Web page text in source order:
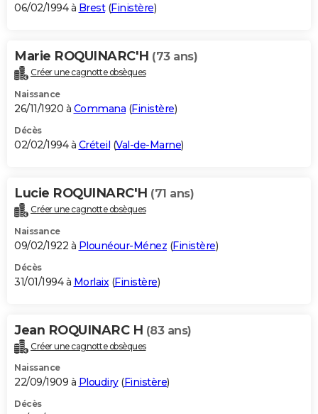
06/02/1994 à Brest(Finistère)
Marie ROQUINARC'H (73 ans)
Créer une cagnotte obsèques
Naissance
26/11/1920 à Commana (Finistère)
Décès
02/02/1994 à Créteil (Val-de-Marne)
Lucie ROQUINARC'H (71 ans)
Créer une cagnotte obsèques
Naissance
09/02/1922 à Plounéour-Ménez (Finistère)
Décès
31/01/1994 à Morlaix (Finistère)
Jean ROQUINARC H (83 ans)
Créer une cagnotte obsèques
Naissance
22/09/1909 à Ploudiry(Finistère)
Décès